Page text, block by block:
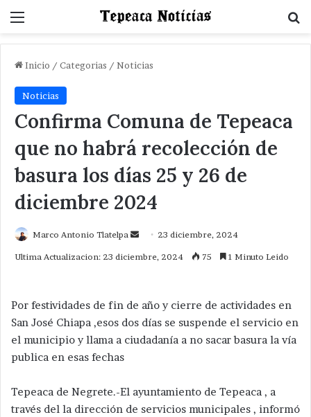
Menu
Inicio / Categorias / Noticias
Noticias
Confirma Comuna de Tepeaca
que no habrá recolección de
basura los días 25 y 26 de
diciembre 2024
Marco Antonio Tlatelpa
Send 23 diciembre, 2024
Ultima Actualizacion: 23 diciembre, 2024 75 1 Minuto Leido
Por festividades de fin de año y cierre de actividades en
San José Chiapa ,esos dos días se suspende el servicio en
el municipio y llama a ciudadanía a no sacar basura la vía
publica en esas fechas
Tepeaca de Negrete.-El ayuntamiento de Tepeaca , a
través del la dirección de servicios municipales , informó